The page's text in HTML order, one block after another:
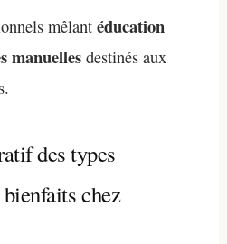
mêlantéducation
manuelles destinés aux
des types
chez